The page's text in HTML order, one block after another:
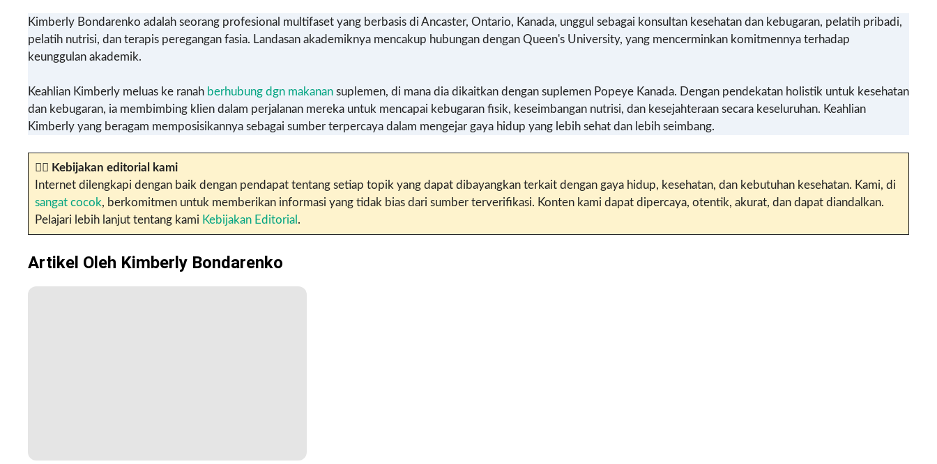
Kimberly Bondarenko adalah seorang profesional multifaset yang berbasis di Ancaster, Ontario, Kanada, unggul sebagai konsultan kesehatan dan kebugaran, pelatih pribadi,
pelatih nutrisi, dan terapis peregangan fasia. Landasan akademiknya mencakup hubungan dengan Queen's University, yang mencerminkan komitmennya terhadap
keunggulan akademik.
Keahlian Kimberly meluas ke ranah berhubung dgn makanan suplemen, di mana dia dikaitkan dengan suplemen Popeye Kanada. Dengan pendekatan holistik untuk kesehatan
dan kebugaran, ia membimbing klien dalam perjalanan mereka untuk mencapai kebugaran fisik, keseimbangan nutrisi, dan kesejahteraan secara keseluruhan. Keahlian
Kimberly yang beragam memposisikannya sebagai sumber terpercaya dalam mengejar gaya hidup yang lebih sehat dan lebih seimbang.
✍🏼 Kebijakan editorial kami
Internet dilengkapi dengan baik dengan pendapat tentang setiap topik yang dapat dibayangkan terkait dengan gaya hidup, kesehatan, dan kebutuhan kesehatan. Kami, di
sangat cocok, berkomitmen untuk memberikan informasi yang tidak bias dari sumber terverifikasi. Konten kami dapat dipercaya, otentik, akurat, dan dapat diandalkan.
Pelajari lebih lanjut tentang kami Kebijakan Editorial .
Artikel Oleh Kimberly Bondarenko